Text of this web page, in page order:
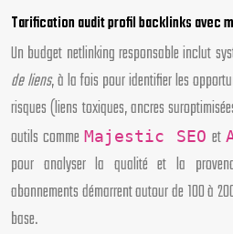
Tarification audit profil backlinks avec
Un budget netlinking responsable inclut
de liens, à la fois pour identifier les
risques (liens toxiques, ancres
outils commeMajestic SEO et
pour analyser la qualité et la
abonnements démarrent autour de 100 à
base.